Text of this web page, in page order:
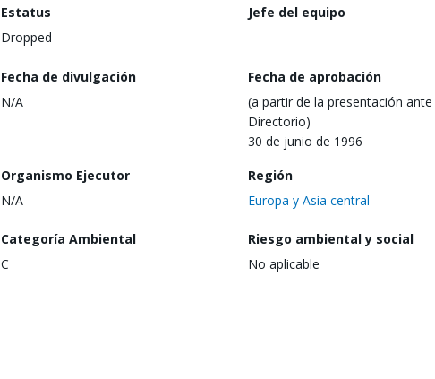
Estatus
Dropped
Jefe del equipo
Fecha de divulgación
N/A
Fecha de aprobación
(a partir de la presentación ante
Directorio)
30 de junio de 1996
Organismo Ejecutor
N/A
Región
Europa y Asia central
Categoría Ambiental
C
Riesgo ambiental y social
No aplicable